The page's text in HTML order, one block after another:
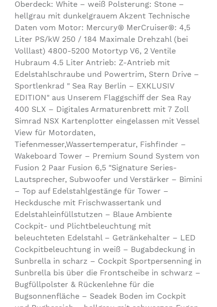
Oberdeck: White – weiß Polsterung: Stone –
hellgrau mit dunkelgrauem Akzent Technische
Daten vom Motor: Mercury® MerCruiser®: 4,5
Liter PS/kW 250 / 184 Maximale Drehzahl (bei
Volllast) 4800-5200 Motortyp V6, 2 Ventile
Hubraum 4.5 Liter Antrieb: Z-Antrieb mit
Edelstahlschraube und Powertrim, Stern Drive –
Sportlenkrad " Sea Ray Berlin – EXKLUSIV
EDITION" aus Unserem Flaggschiff der Sea Ray
400 SLX – Digitales Armaturenbrett mit 7 Zoll
Simrad NSX Kartenplotter eingelassen mit Vessel
View für Motordaten,
Tiefenmesser,Wassertemperatur, Fishfinder –
Wakeboard Tower – Premium Sound System von
Fusion 2 Paar Fusion 6,5 "Signature Series-
Lautsprecher, Subwoofer und Verstärker – Bimini
– Top auf Edelstahlgestänge für Tower –
Heckdusche mit Frischwassertank und
Edelstahleinfüllstutzen – Blaue Ambiente
Cockpit- und Plichtbeleuchtung mit
beleuchteten Edelstahl – Getränkehalter – LED
Cockpitbeleuchtung in weiß – Bugabdeckung in
Sunbrella in scharz – Cockpit Sportpersenning in
Sunbrella bis über die Frontscheibe in schwarz –
Bugfüllpolster & Rückenlehne für die
Bugsonnenfläche – Seadek Boden im Cockpit